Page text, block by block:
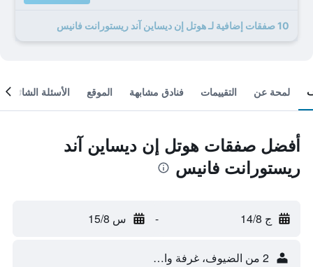
10 صفقات إضافية لـ هوتل إن ديساين آند ريستورانت فانيس
لمحة عن التقييمات فنادق مشابهة الموقع الأسئلة الشائعة
أفضل صفقات هوتل إن ديساين آند
ريستورانت فانيس
ج 14/8 - س 15/8
2 من الضيوف، غرفة واحدة